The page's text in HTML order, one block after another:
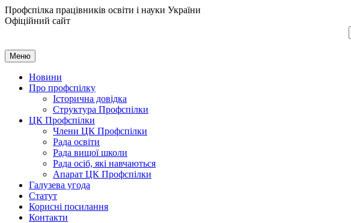
Профспілка працівників освіти і науки України
Офіційний сайт
Меню
Новини
Про профспілку
Історична довідка
Структура Профспілки
ЦК Профспілки
Члени ЦК Профспілки
Рада освіти
Рада вищої школи
Рада осіб, які навчаються
Апарат ЦК Профспілки
Галузева угода
Статут
Корисні посилання
Контакти